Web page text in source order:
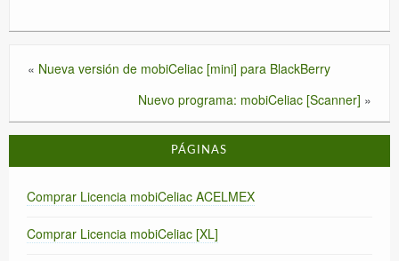
« Nueva versión de mobiCeliac [mini] para BlackBerry
Nuevo programa: mobiCeliac [Scanner] »
PÁGINAS
Comprar Licencia mobiCeliac ACELMEX
Comprar Licencia mobiCeliac [XL]